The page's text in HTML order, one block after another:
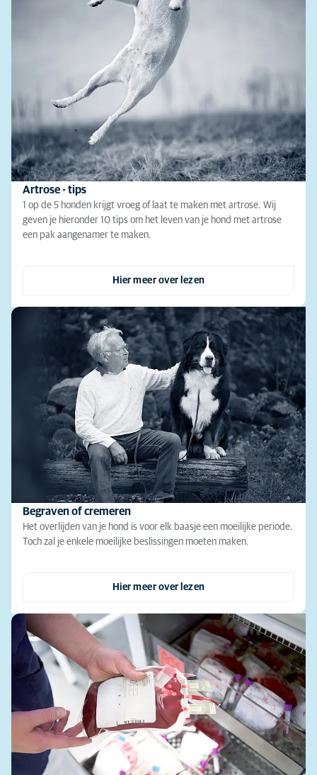
Artrose - tips
1 op de 5 honden krijgt vroeg of laat te maken met artrose. Wij
geven je hieronder 10 tips om het leven van je hond met artrose
een pak aangenamer te maken.
Hier meer over lezen
Begraven of cremeren
Het overlijden van je hond is voor elk baasje een moeilijke periode.
Toch zal je enkele moeilijke beslissingen moeten maken.
Hier meer over lezen